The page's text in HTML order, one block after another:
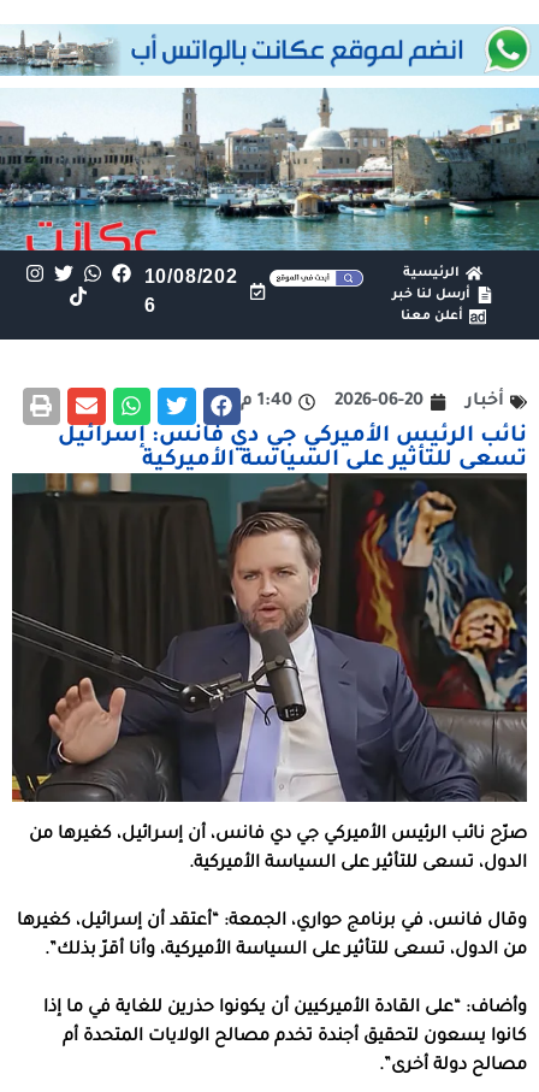
الرئيسية
أرسل لنا خبر
أعلن معنا
10/08/202
6
أخبار 2026-06-20 1:40 م
نائب الرئيس الأميركي جي دي فانس: إسرائيل
تسعى للتأثير على السياسة الأميركية
صرّح نائب الرئيس الأميركي جي دي فانس، أن إسرائيل، كغيرها من
الدول، تسعى للتأثير على السياسة الأميركية.
وقال فانس، في برنامج حواري، الجمعة: “أعتقد أن إسرائيل، كغيرها
من الدول، تسعى للتأثير على السياسة الأميركية، وأنا أقرّ بذلك”.
وأضاف: “على القادة الأميركيين أن يكونوا حذرين للغاية في ما إذا
كانوا يسعون لتحقيق أجندة تخدم مصالح الولايات المتحدة أم
مصالح دولة أخرى”.